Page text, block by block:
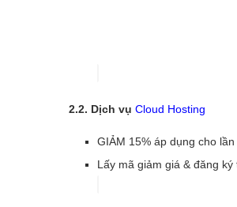
2.2. Dịch vụ Cloud Hosting
GIẢM 15% áp dụng cho
Lấy mã giảm giá & đăng ký